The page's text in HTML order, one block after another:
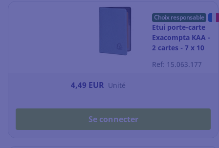
Choix responsable
Etui porte-carte
Exacompta KAA -
2 cartes - 7 x 10
Ref: 15.063.177
4,49 EUR Unité
Se connecter